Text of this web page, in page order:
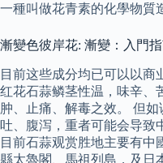
一種叫做花青素的化學物質
漸變色彼岸花: 漸變：入門
目前这些成分均已可以以商
红花石蒜鳞茎性温，味辛、
肿、止痛、解毒之效。 但
吐、腹泻，重者可能会导致
目前石蒜观赏胜地主要有中
縣太魯閣、馬祖列島，及日